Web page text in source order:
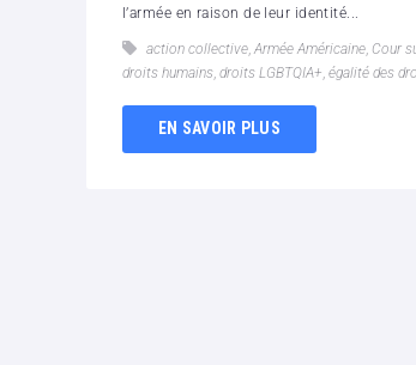
l’armée en raison de leur identité...
action collective, Armée Américaine, Cour
droits humains, droits LGBTQIA+, égalité des
EN SAVOIR PLUS